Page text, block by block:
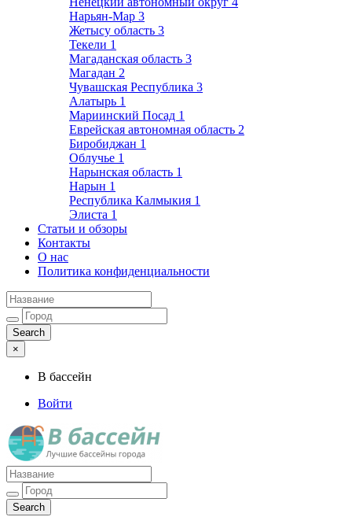
Нарьян-Мар 3
Жетысу область 3
Текели 1
Магаданская область 3
Магадан 2
Чувашская Республика 3
Алатырь 1
Мариинский Посад 1
Еврейская автономная область 2
Биробиджан 1
Облучье 1
Нарынская область 1
Нарын 1
Республика Калмыкия 1
Элиста 1
Статьи и обзоры
Контакты
О нас
Политика конфиденциальности
×
В бассейн
Войти
Лучшие бассейны города